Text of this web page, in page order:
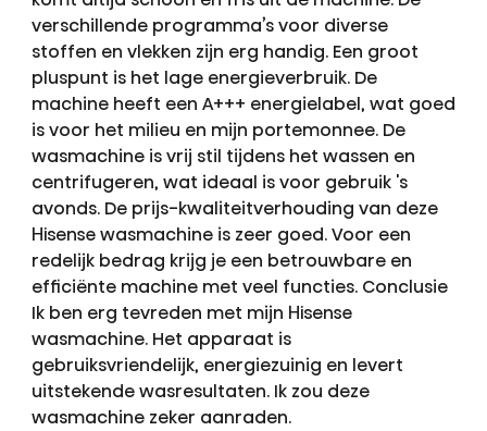
verschillende programma’s voor diverse
stoffen en vlekken zijn erg handig. Een groot
pluspunt is het lage energieverbruik. De
machine heeft een A+++ energielabel, wat goed
is voor het milieu en mijn portemonnee. De
wasmachine is vrij stil tijdens het wassen en
centrifugeren, wat ideaal is voor gebruik 's
avonds. De prijs-kwaliteitverhouding van deze
Hisense wasmachine is zeer goed. Voor een
redelijk bedrag krijg je een betrouwbare en
efficiënte machine met veel functies. Conclusie
Ik ben erg tevreden met mijn Hisense
wasmachine. Het apparaat is
gebruiksvriendelijk, energiezuinig en levert
uitstekende wasresultaten. Ik zou deze
wasmachine zeker aanraden.